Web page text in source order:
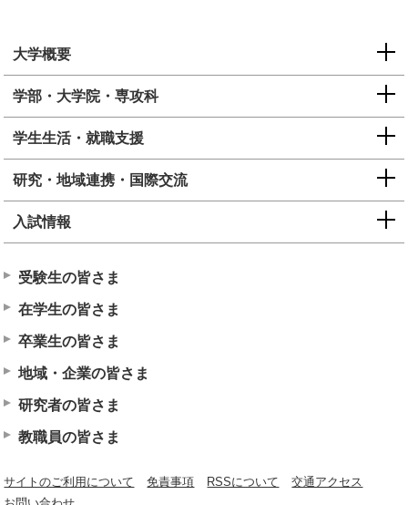
大学概要
学部・大学院・専攻科
学生生活・就職支援
研究・地域連携・国際交流
入試情報
受験生の皆さま
在学生の皆さま
卒業生の皆さま
地域・企業の皆さま
研究者の皆さま
教職員の皆さま
サイトのご利用について 免責事項 RSSについて
交通アクセス